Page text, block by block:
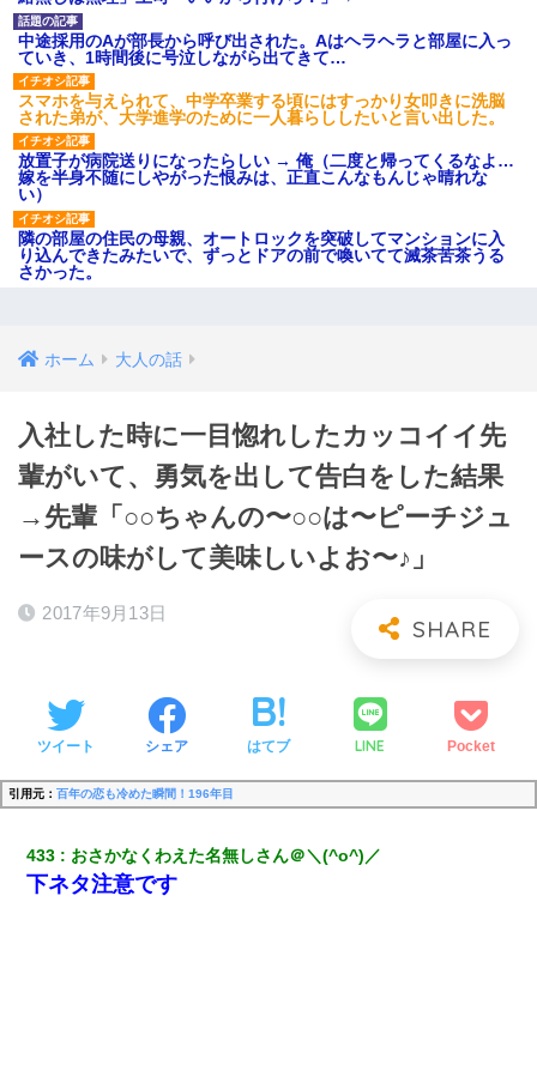
中途採用のAが部長から呼び出された。Aはヘラヘラと部屋に入っ
ていき、1時間後に号泣しながら出てきて…
スマホを与えられて、中学卒業する頃にはすっかり女叩きに洗脳
された弟が、大学進学のために一人暮らししたいと言い出した。
放置子が病院送りになったらしい → 俺（二度と帰ってくるなよ…
嫁を半身不随にしやがった恨みは、正直こんなもんじゃ晴れな
い）
隣の部屋の住民の母親、オートロックを突破してマンションに入
り込んできたみたいで、ずっとドアの前で喚いてて滅茶苦茶うる
さかった。
ホーム 大人の話
入社した時に一目惚れしたカッコイイ先
輩がいて、勇気を出して告白をした結果
→先輩「○○ちゃんの〜○○は〜ピーチジュ
ースの味がして美味しいよお〜♪」
2017年9月13日
ツイート シェア はてブ LINE Pocket
引用元： 百年の恋も冷めた瞬間！196年目
433 おさかなくわえた名無しさん＠＼(^o^)／
下ネタ注意です